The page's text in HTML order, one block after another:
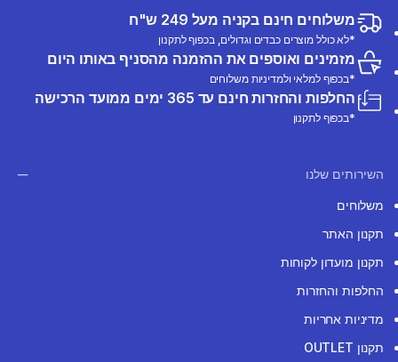
משלוחים חינם בקניה מעל 249 ש"ח
*לא כולל מוצרים כבדים וגדולים, בכפוף לתקנון
מזמינים ואוספים את ההזמנה מהסניף באותו היום
*בכפוף למלאי ולמדיניות משלוחים
החלפות והחזרות חינם עד 365 ימים ממועד הרכישה
*בכפוף לתקנון
השירותים שלנו
משלוחים
תקנון האתר
תקנון מועדון לקוחות
החלפות והחזרות
מדיניות אחריות
תקנון OUTLET